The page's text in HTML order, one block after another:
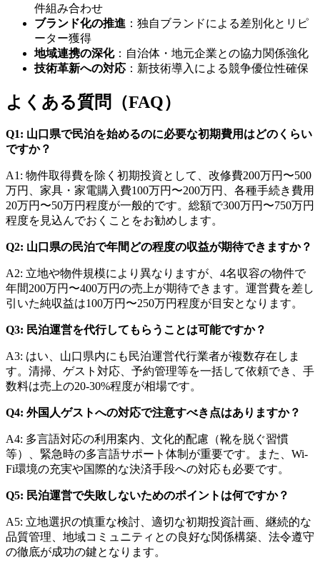
件組み合わせ
ブランド化の推進 ：独自ブランドによる差別化とリピ
ーター獲得
地域連携の深化：自治体・地元企業との協力関係強化
技術革新への対応 ：新技術導入による競争優位性確保
よくある質問（FAQ）
Q1: 山口県で民泊を始めるのに必要な初期費用はどのくらい
ですか？
A1: 物件取得費を除く初期投資として、改修費200万円〜500
万円、家具・家電購入費100万円〜200万円、各種手続き費用
20万円〜50万円程度が一般的です。総額で300万円〜750万円
程度を見込んでおくことをお勧めします。
Q2: 山口県の民泊で年間どの程度の収益が期待できますか？
A2: 立地や物件規模により異なりますが、4名収容の物件で
年間200万円〜400万円の売上が期待できます。運営費を差し
引いた純収益は100万円〜250万円程度が目安となります。
Q3: 民泊運営を代行してもらうことは可能ですか？
A3: はい、山口県内にも民泊運営代行業者が複数存在しま
す。清掃、ゲスト対応、予約管理等を一括して依頼でき、手
数料は売上の20-30%程度が相場です。
Q4: 外国人ゲストへの対応で注意すべき点はありますか？
A4: 多言語対応の利用案内、文化的配慮（靴を脱ぐ習慣
等）、緊急時の多言語サポート体制が重要です。また、Wi-
Fi環境の充実や国際的な決済手段への対応も必要です。
Q5: 民泊運営で失敗しないためのポイントは何ですか？
A5: 立地選択の慎重な検討、適切な初期投資計画、継続的な
品質管理、地域コミュニティとの良好な関係構築、法令遵守
の徹底が成功の鍵となります。